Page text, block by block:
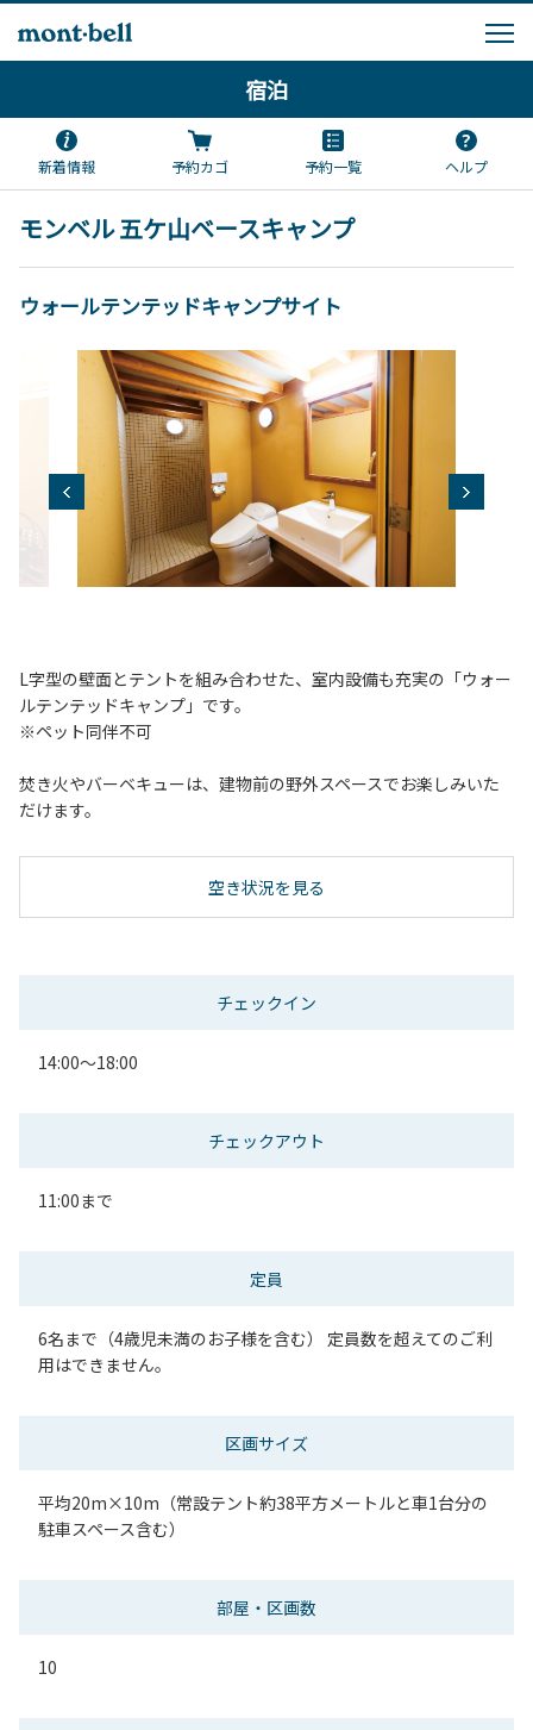
宿泊
新着情報 予約カゴ 予約一覧 ヘルプ
モンベル 五ケ山ベースキャンプ
ウォールテンテッドキャンプサイト
L字型の壁面とテントを組み合わせた、室内設備も充実の「ウォー
ルテンテッドキャンプ」です。
※ペット同伴不可
焚き火やバーベキューは、建物前の野外スペースでお楽しみいた
だけます。
空き状況を見る
チェックイン
14:00～18:00
チェックアウト
11:00まで
定員
6名まで（4歳児未満のお子様を含む） 定員数を超えてのご利
用はできません。
区画サイズ
平均20m×10m（常設テント約38平方メートルと車1台分の
駐車スペース含む）
部屋・区画数
10